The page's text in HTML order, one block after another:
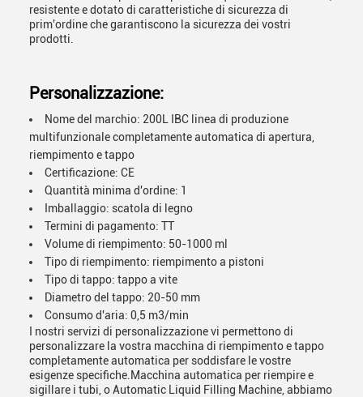
resistente e dotato di caratteristiche di sicurezza di
prim'ordine che garantiscono la sicurezza dei vostri
prodotti.
Personalizzazione:
Nome del marchio: 200L IBC linea di produzione
multifunzionale completamente automatica di apertura,
riempimento e tappo
Certificazione: CE
Quantità minima d'ordine: 1
Imballaggio: scatola di legno
Termini di pagamento: TT
Volume di riempimento: 50-1000 ml
Tipo di riempimento: riempimento a pistoni
Tipo di tappo: tappo a vite
Diametro del tappo: 20-50 mm
Consumo d'aria: 0,5 m3/min
I nostri servizi di personalizzazione vi permettono di
personalizzare la vostra macchina di riempimento e tappo
completamente automatica per soddisfare le vostre
esigenze specifiche.Macchina automatica per riempire e
sigillare i tubi, o Automatic Liquid Filling Machine, abbiamo